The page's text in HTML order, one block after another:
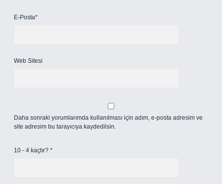
E-Posta*
Web Sitesi
Daha sonraki yorumlarımda kullanılması için adım, e-posta adresim ve
site adresim bu tarayıcıya kaydedilsin.
10 - 4 kaçtır? *